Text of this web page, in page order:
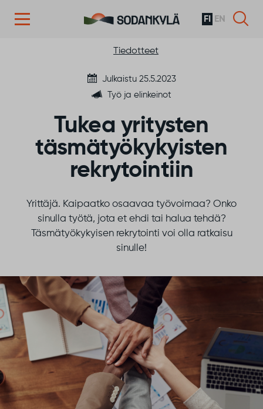
FI EN
Tiedotteet
Julkaistu 25.5.2023
Työ ja elinkeinot
Tukea yritysten
täsmätyökykyisten
rekrytointiin
Yrittäjä. Kaipaatko osaavaa työvoimaa? Onko
sinulla työtä, jota et ehdi tai halua tehdä?
Täsmätyökykyisen rekrytointi voi olla ratkaisu
sinulle!